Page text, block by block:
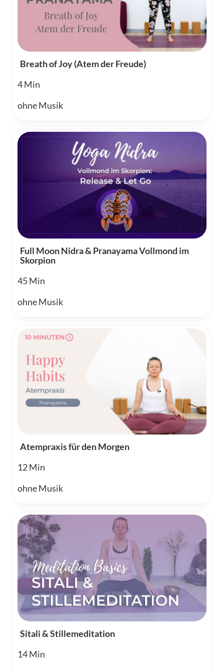
Breath of Joy (Atem der Freude)
4
ohne Musik
Full Moon Nidra & Pranayama Vollmond im
Skorpion
45
ohne Musik
Atempraxis für den Morgen
12
ohne Musik
Sitali & Stillemeditation
14